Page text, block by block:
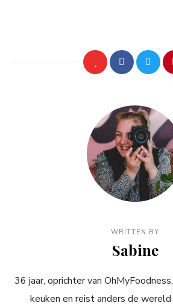
WRITTEN BY
Sabine
36 jaar, oprichter van
keuken en reist anders de